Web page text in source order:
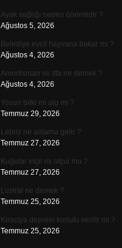
Ayak sağlığı neden önemlidir ?
Ağustos 5, 2026
Belediye evcil hayvana bakar mı ?
Ağustos 4, 2026
Amortisman ve itfa ne demek ?
Ağustos 4, 2026
Yosun bitki mi alg mi ?
Temmuz 29, 2026
Lebriz ne anlama gelir ?
Temmuz 27, 2026
Kuğular etçil mi otçul mu ?
Temmuz 27, 2026
Lustral ne demek ?
Temmuz 25, 2026
Kiracıya deprem konutu verilir mi ?
Temmuz 25, 2026